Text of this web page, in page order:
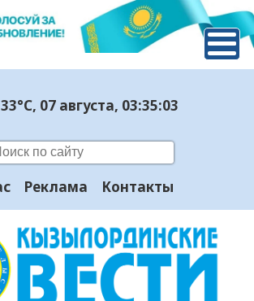
33°C, 07 августа, 03:35:04
Реклама Контакты